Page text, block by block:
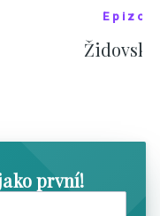
první!